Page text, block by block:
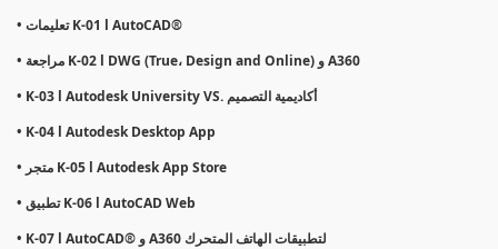
• تعليمات K-01 l AutoCAD®
• مراجعة K-02 l DWG (True، Design and Online) و A360
• K-03 l Autodesk University VS. أكاديمية التصميم
• K-04 l Autodesk Desktop App
• متجر K-05 l Autodesk App Store
• تطبيق K-06 l AutoCAD Web
• K-07 l AutoCAD® و A360 لتطبيقات الهاتف المتحرك